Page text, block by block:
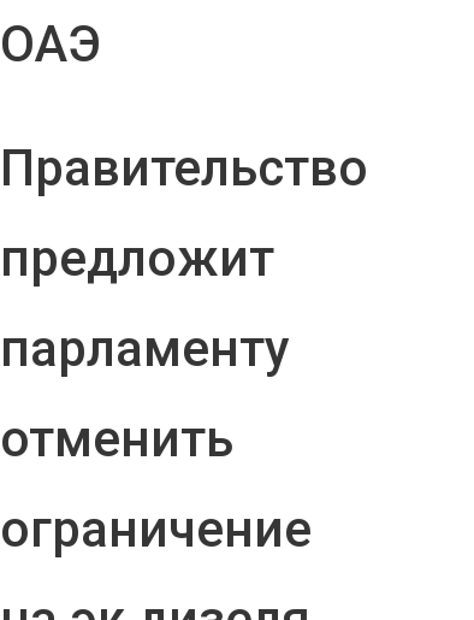
ОАЭ
Правительство
предложит
парламенту
отменить
ограничение